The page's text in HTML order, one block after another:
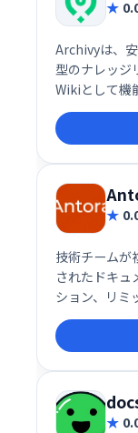
Archivyは、
型のナレッジ
Wikiとして機
きます。 個
ツールとして
技術チームが
されたドキュ
ション、リミ
役立つ